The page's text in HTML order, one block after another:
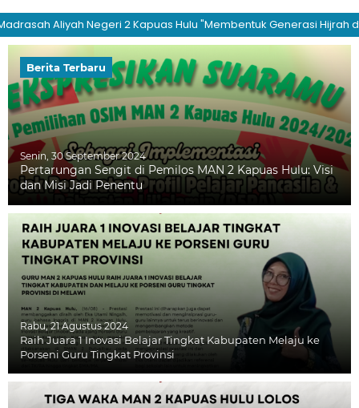
Aliyah Negeri 2 Kapuas Hulu "Membentuk Generasi Hijrah dan
Berita Terbaru
Senin, 30 September 2024
Pertarungan Sengit di Pemilos MAN 2 Kapuas Hulu: Visi
dan Misi Jadi Penentu
Rabu, 21 Agustus 2024
Raih Juara 1 Inovasi Belajar Tingkat Kabupaten Melaju ke
Porseni Guru Tingkat Provinsi